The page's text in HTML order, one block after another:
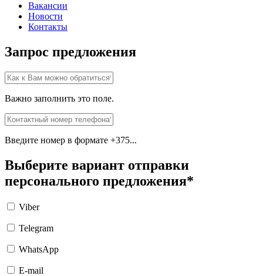
Вакансии
Новости
Контакты
Запрос предложения
Важно заполнить это поле.
Введите номер в формате +375...
Выберите вариант отправки
персонального предложения*
Viber
Telegram
WhatsApp
E-mail